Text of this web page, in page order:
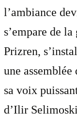
l’ambiance
s’empare de
Prizren,
une
sa voix
d’Ilir